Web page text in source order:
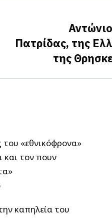
Next
Πατρίδας, της
της
«εθνικόφρονα»
και τον πουν
καπηλεία του